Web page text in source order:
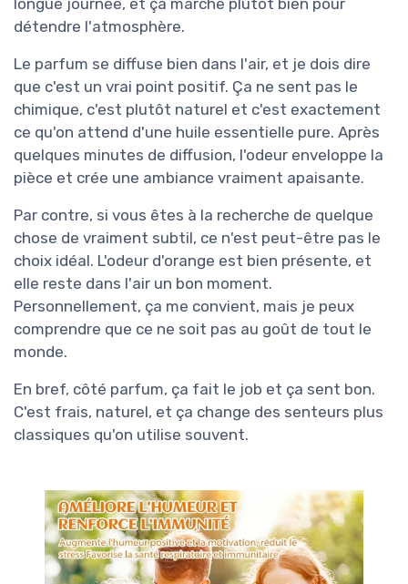
longue journée, et ça marche plutôt bien pour
détendre l'atmosphère.
Le parfum se diffuse bien dans l'air, et je dois dire
que c'est un vrai point positif. Ça ne sent pas le
chimique, c'est plutôt naturel et c'est exactement
ce qu'on attend d'une huile essentielle pure. Après
quelques minutes de diffusion, l'odeur enveloppe la
pièce et crée une ambiance vraiment apaisante.
Par contre, si vous êtes à la recherche de quelque
chose de vraiment subtil, ce n'est peut-être pas le
choix idéal. L'odeur d'orange est bien présente, et
elle reste dans l'air un bon moment.
Personnellement, ça me convient, mais je peux
comprendre que ce ne soit pas au goût de tout le
monde.
En bref, côté parfum, ça fait le job et ça sent bon.
C'est frais, naturel, et ça change des senteurs plus
classiques qu'on utilise souvent.